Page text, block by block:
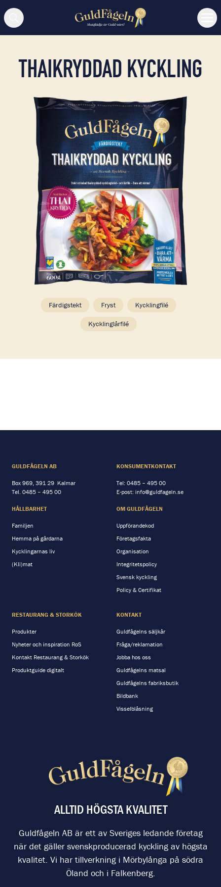
Sök
THAIKRYDDAD KYCKLING
Färdigstekt Fryst Kycklingfilé
Kycklinglårfilé
GULDFÅGELN AB
Box 969, 391 29 Kalmar
Tel. 0485 – 495 00
KONSUMENTKONTAKT
Tel: 0485 – 495 00
E-post: info@guldfageln.se
HÅLLBARHET
Familjen
Hemma på gårdarna
Kycklingarnas liv
(Kli)mat
OM GULDFÅGELN
Uppförandekod
Företagsfakta
Organisation
Integritetspolicy
Svensk kyckling
Policy & Certifikat
RESTAURANG & STORKÖK
Produkter
Nyheter och inspiration RoS
Kontakt Restaurang & Storkök
Produktguide digitalt
KONTAKT
Guldfågelns säljkår
Fråga/reklamation
Jobba hos oss
Guldfågelns matsal
Guldfågelns fabriksbutik
Bildbank
Visselblåsning
ALLTID HÖGSTA KVALITET
Guldfågeln AB är ett av Sveriges ledande företag
när det gäller svenskproducerad kyckling av högsta
kvalitet. Vi har tillverkning i Mörbylånga på södra
Öland och i Falkenberg.